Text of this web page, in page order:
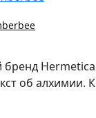
Hermetica
об